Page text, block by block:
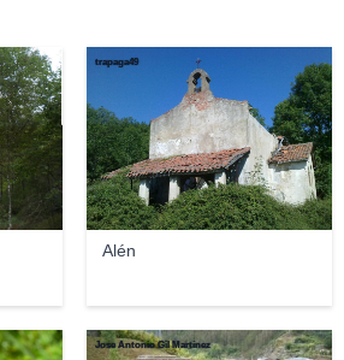
Alén
trapaga49
Jose Antonio Gil Martínez